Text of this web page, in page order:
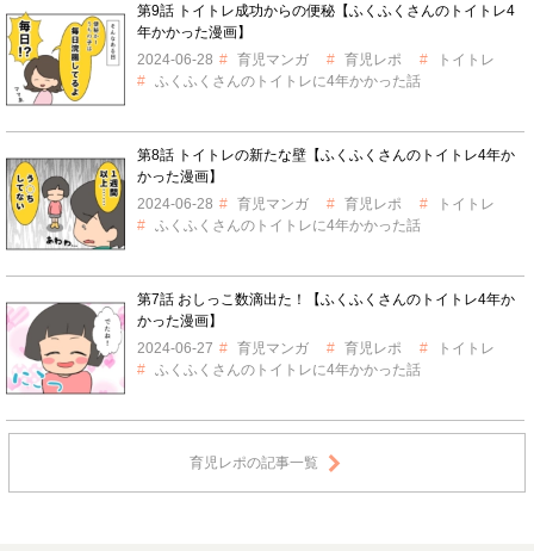
第9話 トイトレ成功からの便秘【ふくふくさんのトイトレ4
年かかった漫画】
2024-06-28
育児マンガ 育児レポ
トイトレ
ふくふくさんのトイトレに4年かかった話
第8話 トイトレの新たな壁【ふくふくさんのトイトレ4年か
かった漫画】
2024-06-28
育児マンガ 育児レポ
トイトレ
ふくふくさんのトイトレに4年かかった話
第7話 おしっこ数滴出た！【ふくふくさんのトイトレ4年か
かった漫画】
2024-06-27
育児マンガ 育児レポ
トイトレ
ふくふくさんのトイトレに4年かかった話
育児レポの記事一覧